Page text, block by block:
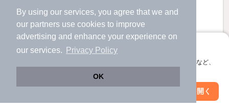
By using our services, you agree that we and
our partners use cookies to improve
advertising and enhance your experience on
our services.
Privacy Policy
OK
アプリに切り替えて、サクサクお部屋探し
会員登録なしですぐ使える。マップ検索やお気に入り保存など、
アプリを開く
絞り込み条件を変更